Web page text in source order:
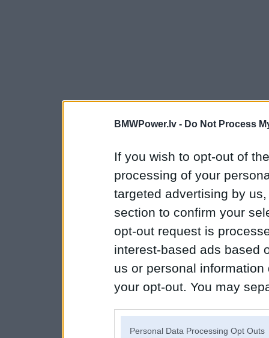
BMWPower.lv - Do Not Process
If you wish to opt-out of
processing of your
targeted advertising by
section to confirm your
opt-out request is
interest-based ads based
us or personal
your opt-out. You may
Personal Data Processing Opt Outs